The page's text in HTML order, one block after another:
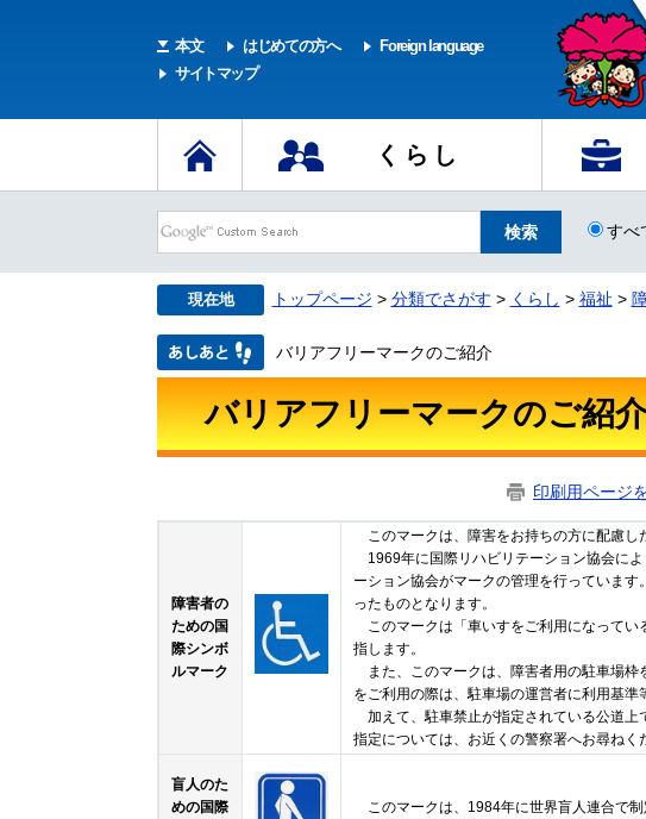
本文 はじめての方へ
Foreign language
サイトマップ
くらし
すべ
現在地 トップページ > 分類でさがす > くらし > 福祉 >
バリアフリーマークのご紹介
バリアフリーマークのご紹
印刷用ページ
障害者の
ための国
際シンボ
ルマーク
このマークは、障害をお持ちの方に配慮し
1969年に国際リハビリテーション協会に
ーション協会がマークの管理を行っていま
ったものとなります。
このマークは「車いすをご利用になってい
指します。
また、このマークは、障害者用の駐車場枠
をご利用の際は、駐車場の運営者に利用基準
加えて、駐車禁止が指定されている公道上
指定については、お近くの警察署へお尋ねく
盲人のた
めの国際
このマークは、1984年に世界盲人連合で